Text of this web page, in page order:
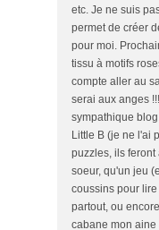
etc. Je ne suis
permet de créer
pour moi.
tissu à motifs
compte aller au
serai aux anges
sympathique
Little B (je ne l'ai
puzzles, ils
soeur, qu'un jeu
coussins pour
partout, ou
cabane mon